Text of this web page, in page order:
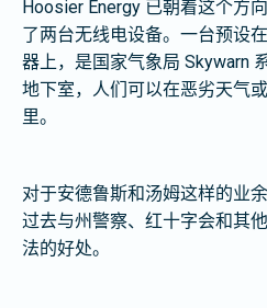
Hoosier Energy 已朝着这个方
了两台无线电设备。一台预设
器上，是国家气象局 Skywarn
地下室，人们可以在恶劣天气
里。
对于安德鲁斯和汤姆这样的业
过去与州警察、红十字会和其
法的好处。